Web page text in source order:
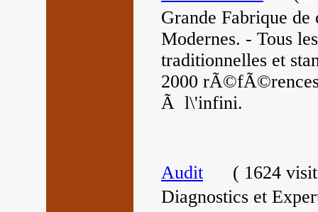
Grande Fabrique
Modernes. - Tous
traditionnelles et
2000
Ã l\'infini.
Audit ( 1624
Diagnostics et